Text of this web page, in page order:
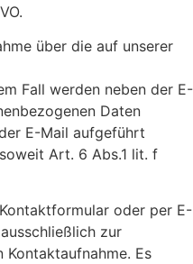
über die auf unserer
Fall werden neben der E-
Daten
E-Mail aufgeführt
Art. 6 Abs.1 lit. f
oder per E-
zur
Es